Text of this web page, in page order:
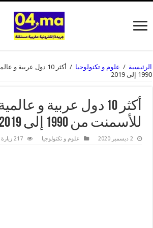
الرئيسية / علوم و تكنولوجيا /
أكثر 10 دول عربية
1990 إلى 2019
أكثر 10 دول عربية و
للأسمنت من 1990 إلى 2019
2 ديسمبر 2020 علوم و تكنولوجيا 217 زيارة